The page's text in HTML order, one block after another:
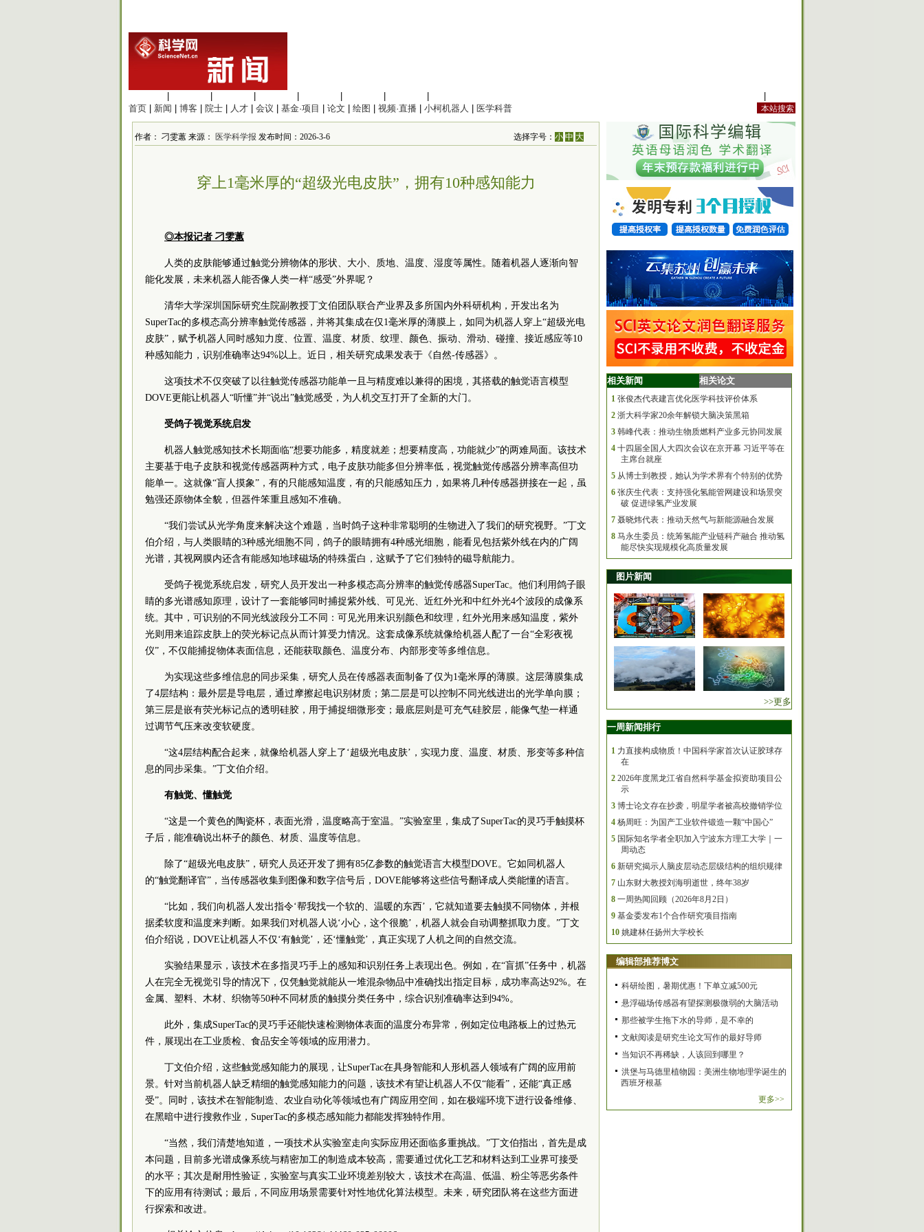
首页
新闻 博客 院士 人才 会议 基金·项目 论文 绘图 视频·直播 小柯机器人 医学科普
作者： 刁雯蕙 来源： 医学科学报 发布时间：2026-3-6 选择字号：小 中 大
穿上1毫米厚的“超级光电皮肤”，拥有10种感知能力
◎本报记者 刁雯蕙
人类的皮肤能够通过触觉分辨物体的形状、大小、质地、温度、湿度等属性。随着机器人逐渐向智
能化发展，未来机器人能否像人类一样“感受”外界呢？
清华大学深圳国际研究生院副教授丁文伯团队联合产业界及多所国内外科研机构，开发出名为
SuperTac的多模态高分辨率触觉传感器，并将其集成在仅1毫米厚的薄膜上，如同为机器人穿上“超级光电
皮肤”，赋予机器人同时感知力度、位置、温度、材质、纹理、颜色、振动、滑动、碰撞、接近感应等10
种感知能力，识别准确率达94%以上。近日，相关研究成果发表于《自然-传感器》。
这项技术不仅突破了以往触觉传感器功能单一且与精度难以兼得的困境，其搭载的触觉语言模型
DOVE更能让机器人“听懂”并“说出”触觉感受，为人机交互打开了全新的大门。
受鸽子视觉系统启发
机器人触觉感知技术长期面临“想要功能多，精度就差；想要精度高，功能就少”的两难局面。该技术
主要基于电子皮肤和视觉传感器两种方式，电子皮肤功能多但分辨率低，视觉触觉传感器分辨率高但功
能单一。这就像“盲人摸象”，有的只能感知温度，有的只能感知压力，如果将几种传感器拼接在一起，虽
勉强还原物体全貌，但器件笨重且感知不准确。
“我们尝试从光学角度来解决这个难题，当时鸽子这种非常聪明的生物进入了我们的研究视野。”丁文
伯介绍，与人类眼睛的3种感光细胞不同，鸽子的眼睛拥有4种感光细胞，能看见包括紫外线在内的广阔
光谱，其视网膜内还含有能感知地球磁场的特殊蛋白，这赋予了它们独特的磁导航能力。
受鸽子视觉系统启发，研究人员开发出一种多模态高分辨率的触觉传感器SuperTac。他们利用鸽子眼
睛的多光谱感知原理，设计了一套能够同时捕捉紫外线、可见光、近红外光和中红外光4个波段的成像系
统。其中，可识别的不同光线波段分工不同：可见光用来识别颜色和纹理，红外光用来感知温度，紫外
光则用来追踪皮肤上的荧光标记点从而计算受力情况。这套成像系统就像给机器人配了一台“全彩夜视
仪”，不仅能捕捉物体表面信息，还能获取颜色、温度分布、内部形变等多维信息。
为实现这些多维信息的同步采集，研究人员在传感器表面制备了仅为1毫米厚的薄膜。这层薄膜集成
了4层结构：最外层是导电层，通过摩擦起电识别材质；第二层是可以控制不同光线进出的光学单向膜；
第三层是嵌有荧光标记点的透明硅胶，用于捕捉细微形变；最底层则是可充气硅胶层，能像气垫一样通
过调节气压来改变软硬度。
“这4层结构配合起来，就像给机器人穿上了‘超级光电皮肤’，实现力度、温度、材质、形变等多种信
息的同步采集。”丁文伯介绍。
有触觉、懂触觉
“这是一个黄色的陶瓷杯，表面光滑，温度略高于室温。”实验室里，集成了SuperTac的灵巧手触摸杯
子后，能准确说出杯子的颜色、材质、温度等信息。
除了“超级光电皮肤”，研究人员还开发了拥有85亿参数的触觉语言大模型DOVE。它如同机器人
的“触觉翻译官”，当传感器收集到图像和数字信号后，DOVE能够将这些信号翻译成人类能懂的语言。
“比如，我们向机器人发出指令‘帮我找一个软的、温暖的东西’，它就知道要去触摸不同物体，并根
据柔软度和温度来判断。如果我们对机器人说‘小心，这个很脆’，机器人就会自动调整抓取力度。”丁文
伯介绍说，DOVE让机器人不仅‘有触觉’，还‘懂触觉’，真正实现了人机之间的自然交流。
实验结果显示，该技术在多指灵巧手上的感知和识别任务上表现出色。例如，在“盲抓”任务中，机器
人在完全无视觉引导的情况下，仅凭触觉就能从一堆混杂物品中准确找出指定目标，成功率高达92%。在
金属、塑料、木材、织物等50种不同材质的触摸分类任务中，综合识别准确率达到94%。
此外，集成SuperTac的灵巧手还能快速检测物体表面的温度分布异常，例如定位电路板上的过热元
件，展现出在工业质检、食品安全等领域的应用潜力。
丁文伯介绍，这些触觉感知能力的展现，让SuperTac在具身智能和人形机器人领域有广阔的应用前
景。针对当前机器人缺乏精细的触觉感知能力的问题，该技术有望让机器人不仅“能看”，还能“真正感
受”。同时，该技术在智能制造、农业自动化等领域也有广阔应用空间，如在极端环境下进行设备维修、
在黑暗中进行搜救作业，SuperTac的多模态感知能力都能发挥独特作用。
“当然，我们清楚地知道，一项技术从实验室走向实际应用还面临多重挑战。”丁文伯指出，首先是成
本问题，目前多光谱成像系统与精密加工的制造成本较高，需要通过优化工艺和材料达到工业界可接受
的水平；其次是耐用性验证，实验室与真实工业环境差别较大，该技术在高温、低温、粉尘等恶劣条件
下的应用有待测试；最后，不同应用场景需要针对性地优化算法模型。未来，研究团队将在这些方面进
行探索和改进。
相关新闻 相关论文
1 张俊杰代表建言优化医学科技评价体系
2 浙大科学家20余年解锁大脑决策黑箱
3 韩峰代表：推动生物质燃料产业多元协同发展
4 十四届全国人大四次会议在京开幕 习近平等在
主席台就座
5 从博士到教授，她认为学术界有个特别的优势
6 张庆生代表：支持强化氢能管网建设和场景突
破 促进绿氢产业发展
7 聂晓炜代表：推动天然气与新能源融合发展
8 马永生委员：统筹氢能产业链科产融合 推动氢
能尽快实现规模化高质量发展
图片新闻
>>更多
一周新闻排行
1 力直接构成物质！中国科学家首次认证胶球存
在
2 2026年度黑龙江省自然科学基金拟资助项目公
示
3 博士论文存在抄袭，明星学者被高校撤销学位
4 杨周旺：为国产工业软件锻造一颗“中国心”
5 国际知名学者全职加入宁波东方理工大学｜一
周动态
6 新研究揭示人脑皮层动态层级结构的组织规律
7 山东财大教授刘海明逝世，终年38岁
8 一周热闻回顾（2026年8月2日）
9 基金委发布1个合作研究项目指南
10 姚建林任扬州大学校长
编辑部推荐博文
科研绘图，暑期优惠！下单立减500元
悬浮磁场传感器有望探测极微弱的大脑活动
那些被学生拖下水的导师，是不幸的
文献阅读是研究生论文写作的最好导师
当知识不再稀缺，人该回到哪里？
洪堡与马德里植物园：美洲生物地理学诞生的
西班牙根基
更多>>